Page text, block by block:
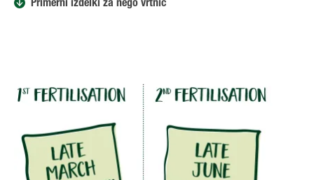
Primerni izdelki za nego vrtnic